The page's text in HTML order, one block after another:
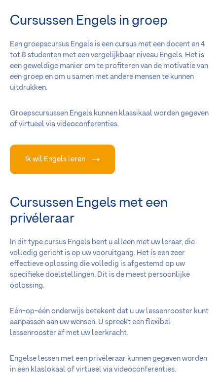
Cursussen Engels in groep
Een groepscursus Engels is een cursus met een docent en 4
tot 8 studenten met een vergelijkbaar niveau Engels. Het is
een geweldige manier om te profiteren van de motivatie van
een groep en om u samen met andere mensen te kunnen
uitdrukken.
Groepscursussen Engels kunnen klassikaal worden gegeven
of virtueel via videoconferenties.
Ik wil Engels leren
Cursussen Engels met een
privéleraar
In dit type cursus Engels bent u alleen met uw leraar, die
volledig gericht is op uw vooruitgang. Het is een zeer
effectieve oplossing die volledig is afgestemd op uw
specifieke doelstellingen. Dit is de meest persoonlijke
oplossing.
Eén-op-één onderwijs betekent dat u uw lessenrooster kunt
aanpassen aan uw wensen. U spreekt een flexibel
lessenrooster af met uw leerkracht.
Engelse lessen met een privéleraar kunnen gegeven worden
in een klaslokaal of virtueel via videoconferenties.